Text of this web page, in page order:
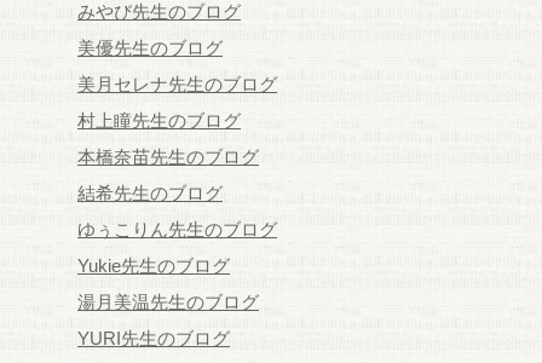
みやび先生のブログ
美優先生のブログ
美月セレナ先生のブログ
村上瞳先生のブログ
本橋奈苗先生のブログ
結希先生のブログ
ゆぅこりん先生のブログ
Yukie先生のブログ
湯月美温先生のブログ
YURI先生のブログ